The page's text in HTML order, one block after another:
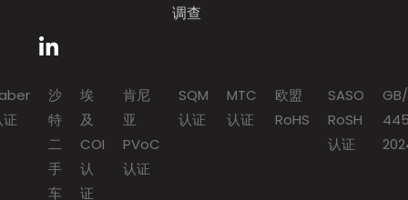
调查
沙
特
二
手
车
埃
及
COI
认
证
肯尼
亚
PVoC
认证
SQM
认证
MTC
认证
欧盟
RoHS
SASO
RoSH
认证